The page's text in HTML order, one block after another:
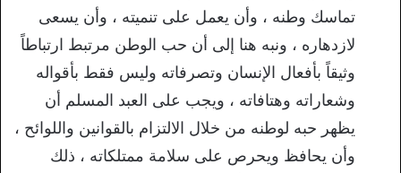
تماسك وطنه ، وأن يعمل على تنميته ، وأن يسعى
لازدهاره ، ونبه هنا إلى أن حب الوطن مرتبط ارتباطاً
وثيقاً بأفعال الإنسان وتصرفاته وليس فقط بأقواله
وشعاراته وهتافاته ، ويجب على العبد المسلم أن
يظهر حبه لوطنه من خلال الالتزام بالقوانين واللوائح ،
وأن يحافظ ويحرص على سلامة ممتلكاته ، ذلك